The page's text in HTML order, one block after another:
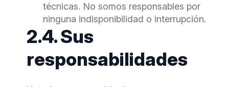
técnicas. No somos responsables por
ninguna indisponibilidad o interrupción.
2.4. Sus
responsabilidades